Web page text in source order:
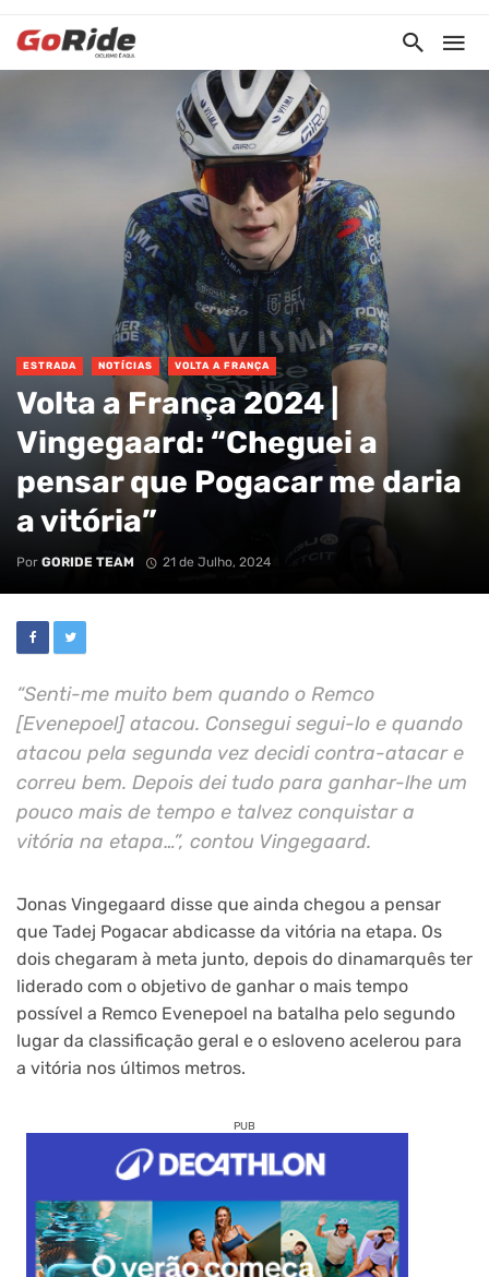
ESTRADA NOTÍCIAS VOLTA A FRANÇA
Volta a França 2024 |
Vingegaard: “Cheguei a
pensar que Pogacar me daria
a vitória”
Por GORIDE TEAM 21 de Julho, 2024
“Senti-me muito bem quando o Remco
[Evenepoel] atacou. Consegui segui-lo e quando
atacou pela segunda vez decidi contra-atacar e
correu bem. Depois dei tudo para ganhar-lhe um
pouco mais de tempo e talvez conquistar a
vitória na etapa…”, contou Vingegaard.
Jonas Vingegaard disse que ainda chegou a pensar
que Tadej Pogacar abdicasse da vitória na etapa. Os
dois chegaram à meta junto, depois do dinamarquês ter
liderado com o objetivo de ganhar o mais tempo
possível a Remco Evenepoel na batalha pelo segundo
lugar da classificação geral e o esloveno acelerou para
a vitória nos últimos metros.
PUB